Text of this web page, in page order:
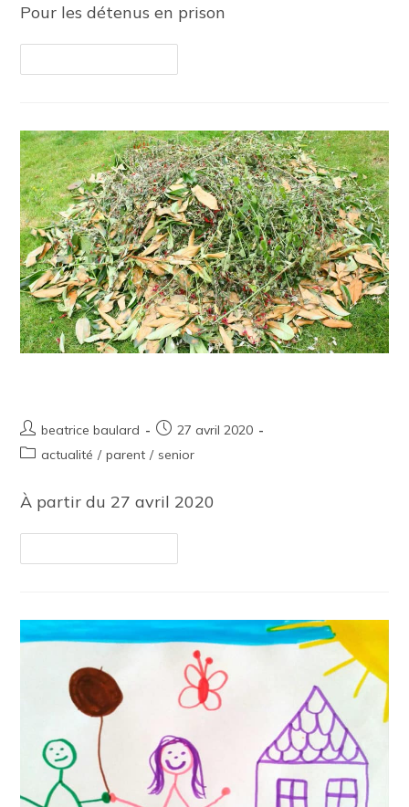
Pour les détenus en prison
beatrice baulard
27 avril 2020
actualité / parent / senior
À partir du 27 avril 2020